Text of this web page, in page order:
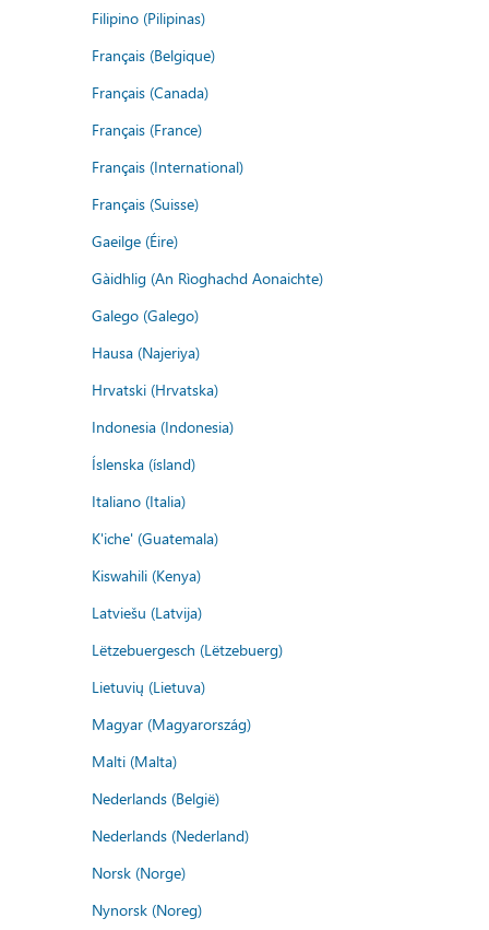
Filipino (Pilipinas)
Français (Belgique)
Français (Canada)
Français (France)
Français (International)
Français (Suisse)
Gaeilge (Éire)
Gàidhlig (An Rìoghachd Aonaichte)
Galego (Galego)
Hausa (Najeriya)
Hrvatski (Hrvatska)
Indonesia (Indonesia)
Íslenska (ísland)
Italiano (Italia)
K'iche' (Guatemala)
Kiswahili (Kenya)
Latviešu (Latvija)
Lëtzebuergesch (Lëtzebuerg)
Lietuvių (Lietuva)
Magyar (Magyarország)
Malti (Malta)
Nederlands (België)
Nederlands (Nederland)
Norsk (Norge)
Nynorsk (Noreg)